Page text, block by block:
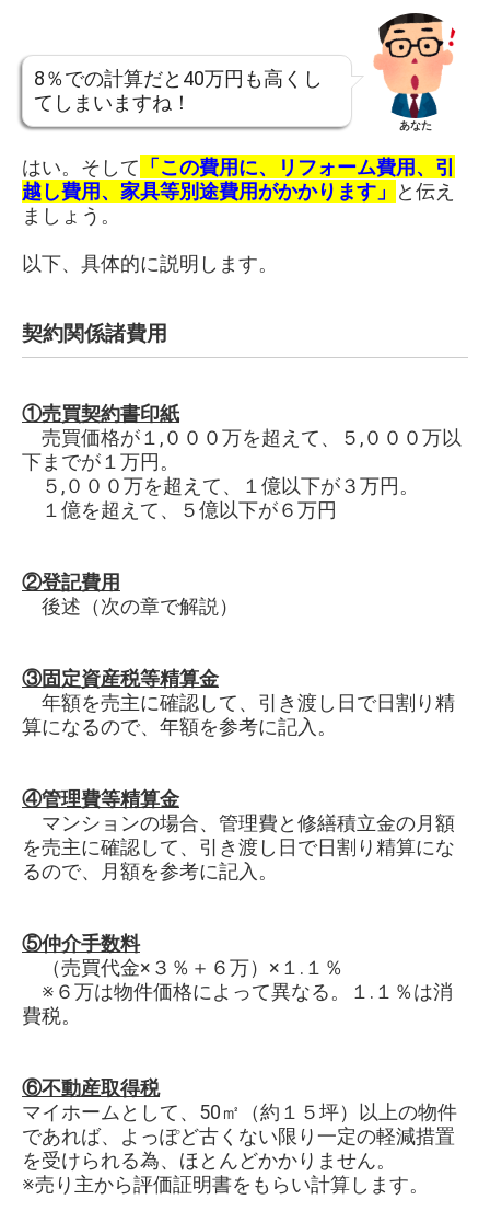
8％での計算だと40万円も高くし
てしまいますね！
あなた
はい。そして 「この費用に、リフォーム費用、引
越し費用、家具等別途費用がかかります」
と伝え
ましょう。
以下、具体的に説明します。
契約関係諸費用
①売買契約書印紙
売買価格が１,０００万を超えて、５,０００万以
下までが１万円。
５,０００万を超えて、１億以下が３万円。
１億を超えて、５億以下が６万円
②登記費用
後述（次の章で解説）
③固定資産税等精算金
年額を売主に確認して、引き渡し日で日割り精
算になるので、年額を参考に記入。
④管理費等精算金
マンションの場合、管理費と修繕積立金の月額
を売主に確認して、引き渡し日で日割り精算にな
るので、月額を参考に記入。
⑤仲介手数料
（売買代金×３％＋６万）×１.１％
※６万は物件価格によって異なる。１.１％は消
費税。
⑥不動産取得税
マイホームとして、50㎡（約１５坪）以上の物件
であれば、よっぽど古くない限り一定の軽減措置
を受けられる為、ほとんどかかりません。
※売り主から評価証明書をもらい計算します。